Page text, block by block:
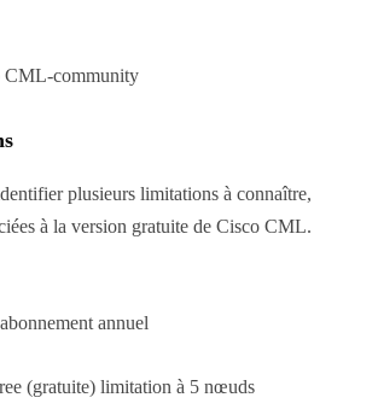
CML-community
plusieurs limitations à connaître,
à la version gratuite de Cisco CML.
annuel
(gratuite) limitation à 5 nœuds